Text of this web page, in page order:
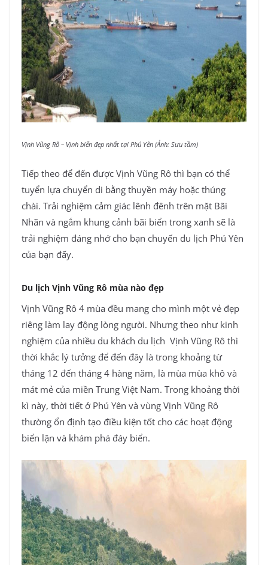
Vịnh Vũng Rô – Vịnh biển đẹp nhất tại Phú Yên (Ảnh: Sưu tầm)
Tiếp theo để đến được Vịnh Vũng Rô thì bạn có thể
tuyển lựa chuyển di bằng thuyền máy hoặc thúng
chài. Trải nghiệm cảm giác lênh đênh trên mặt Bãi
Nhãn và ngắm khung cảnh bãi biển trong xanh sẽ là
trải nghiệm đáng nhớ cho bạn chuyến du lịch Phú Yên
của bạn đấy.
Du lịch Vịnh Vũng Rô mùa nào đẹp
Vịnh Vũng Rô 4 mùa đều mang cho mình một vẻ đẹp
riêng làm lay động lòng người. Nhưng theo như kinh
nghiệm của nhiều du khách du lịch Vịnh Vũng Rô thì
thời khắc lý tưởng để đến đây là trong khoảng từ
tháng 12 đến tháng 4 hàng năm, là mùa mùa khô và
mát mẻ của miền Trung Việt Nam. Trong khoảng thời
kì này, thời tiết ở Phú Yên và vùng Vịnh Vũng Rô
thường ổn định tạo điều kiện tốt cho các hoạt động
biển lặn và khám phá đáy biển.